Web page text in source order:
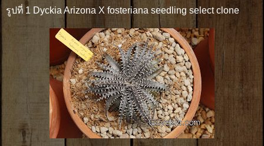
รูปที่ 1 Dyckia Arizona X fosteriana seedling select clone